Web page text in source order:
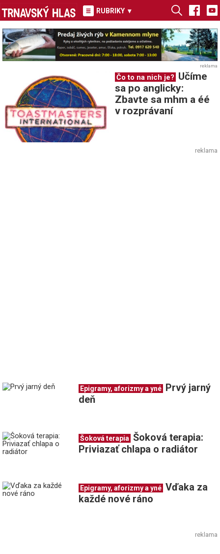
RUBRIKY ▾
reklama
Čo to na nich je? Učíme
sa po anglicky:
Zbavte sa mhm a éé
v rozprávaní
reklama
Epigramy, aforizmy a yné Prvý jarný
deň
Šoková terapia Šoková terapia:
Priviazať chlapa o radiátor
Epigramy, aforizmy a yné Vďaka za
každé nové ráno
reklama